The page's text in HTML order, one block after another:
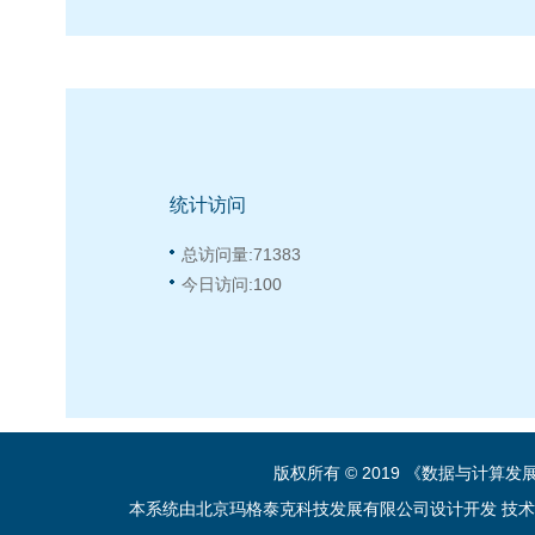
统计访问
总访问量:71383
今日访问:100
版权所有 © 2019 《数据与计算发
本系统由北京玛格泰克科技发展有限公司设计开发 技